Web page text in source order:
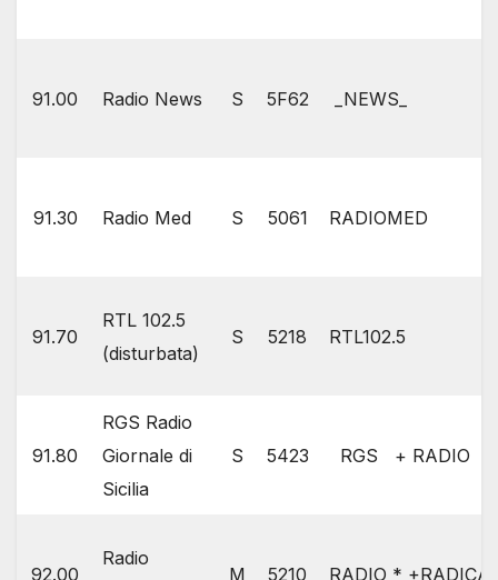
91.00 Radio News S 5F62 _NEWS_
91.30 Radio Med S 5061 RADIOMED
91.70
RTL 102.5
(disturbata)
S 5218 RTL102.5
91.80
RGS Radio
Giornale di
Sicilia
S 5423 RGS + RADIO
92.00
Radio
M 5210 RADIO *